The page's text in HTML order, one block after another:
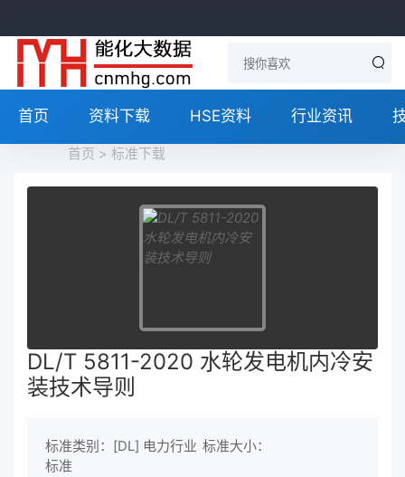
首页 资料下载 HSE资料 行业资讯
首页 > 标准下载
DL/T 5811-2020 水轮发电机内冷安
装技术导则
标准类别：[DL] 电力行业
标准
标准大小：